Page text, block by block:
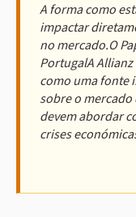
A forma como
impactar
no mercado.O
PortugalA
como uma fonte
sobre o
devem abordar
crises